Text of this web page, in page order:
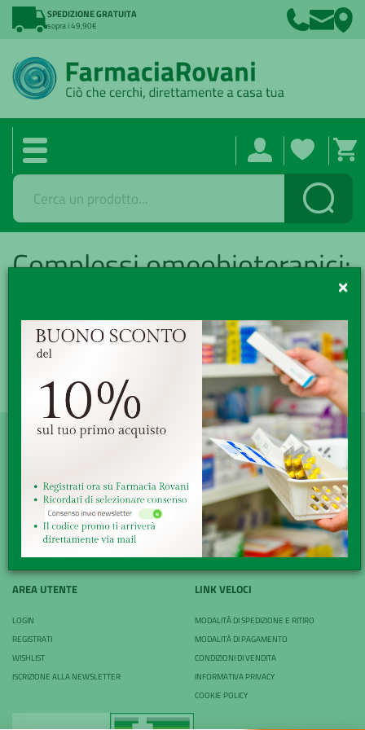
SPEDIZIONE GRATUITA
sopra i 49,90€
Cerca
Complessi omeobioterapici:
Catalogo / Farmaci/ Omeopatia e medicina naturale/Complessi
omeobioterapici
/ Complessi omeobioterapici: gel
FILTRI
SERVE AIUTO?
DICONO DI NOI
PATOLOGIE E RIMEDI
AREA UTENTE
LOGIN
REGISTRATI
WISHLIST
ISCRIZIONE ALLA NEWSLETTER
LINK VELOCI
MODALITÀ DI SPEDIZIONE E RITIRO
MODALITÀ DI PAGAMENTO
CONDIZIONI DI VENDITA
INFORMATIVA PRIVACY
COOKIE POLICY
×